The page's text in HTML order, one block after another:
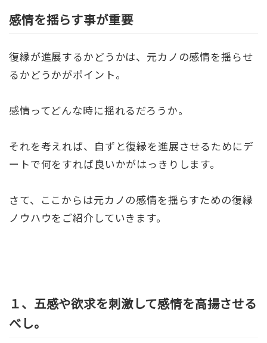
感情を揺らす事が重要
復縁が進展するかどうかは、元カノの感情を揺らせ
るかどうかがポイント。
感情ってどんな時に揺れるだろうか。
それを考えれば、自ずと復縁を進展させるためにデ
ートで何をすれば良いかがはっきりします。
さて、ここからは元カノの感情を揺らすための復縁
ノウハウをご紹介していきます。
１、五感や欲求を刺激して感情を高揚させる
べし。